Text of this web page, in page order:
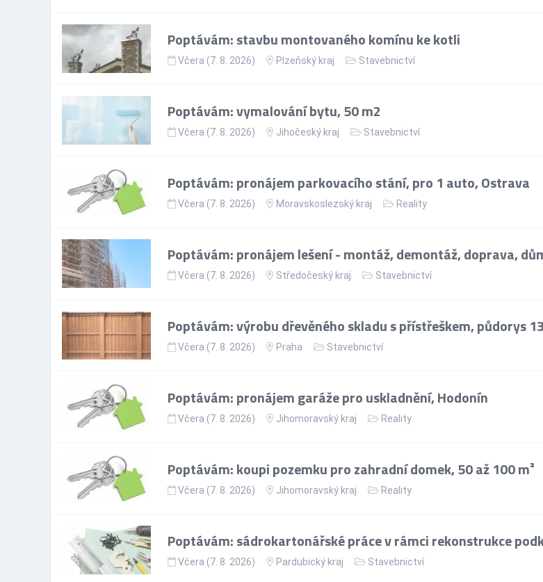
Poptávám: stavbu montovaného komínu ke kotli
Včera (7. 8. 2026) Plzeňský kraj Stavebnictví
Poptávám: vymalování bytu, 50 m2
Včera (7. 8. 2026) Jihočeský kraj Stavebnictví
Poptávám: pronájem parkovacího stání, pro 1 auto, Ostrava
Včera (7. 8. 2026) Moravskoslezský kraj Reality
Poptávám: pronájem lešení - montáž, demontáž, doprava,
Včera (7. 8. 2026) Středočeský kraj Stavebnictví
Poptávám: výrobu dřevěného skladu s přístřeškem, půdorys
Včera (7. 8. 2026) Praha Stavebnictví
Poptávám: pronájem garáže pro uskladnění, Hodonín
Včera (7. 8. 2026) Jihomoravský kraj Reality
Poptávám: koupi pozemku pro zahradní domek, 50 až 100 m²
Včera (7. 8. 2026) Jihomoravský kraj Reality
Poptávám: sádrokartonářské práce v rámci rekonstrukce
Včera (7. 8. 2026) Pardubický kraj Stavebnictví